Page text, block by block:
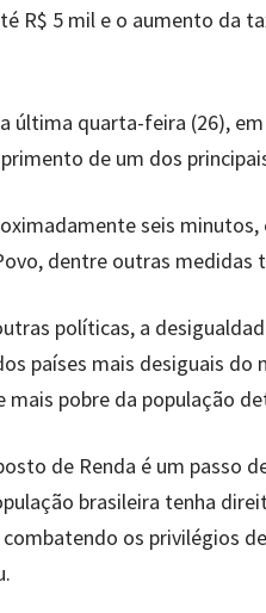
R$ 5 mil e o aumento da
última quarta-feira (26),
de um dos
seis
dentre outras medidas
políticas, a
países mais desiguais
pobre da população
de Renda é um passo
brasileira tenha
os privilégios